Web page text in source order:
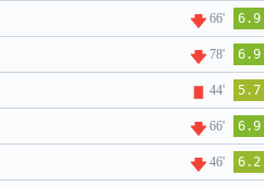
66' 6.9
78' 6.9
44' 5.7
66' 6.9
46' 6.2